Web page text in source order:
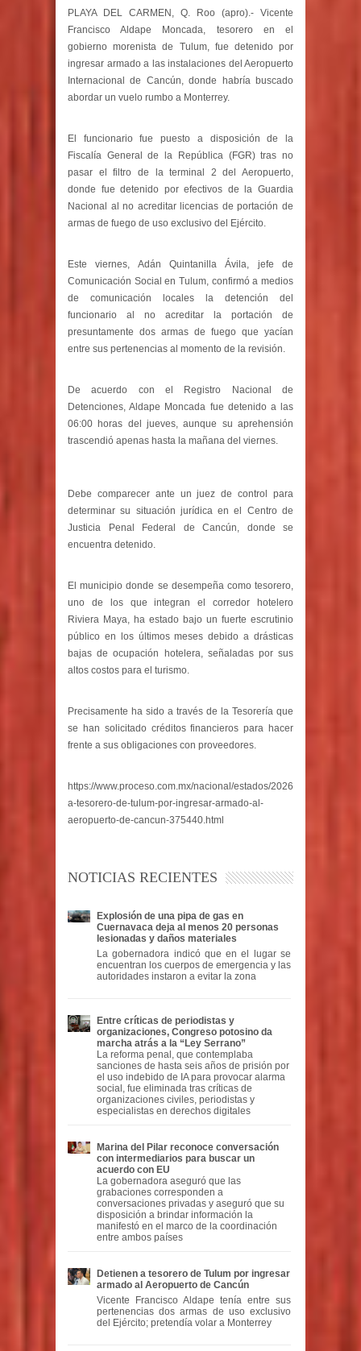
PLAYA DEL CARMEN, Q. Roo (apro).- Vicente
Francisco Aldape Moncada, tesorero en el
gobierno morenista de Tulum, fue detenido por
ingresar armado a las instalaciones del Aeropuerto
Internacional de Cancún, donde habría buscado
abordar un vuelo rumbo a Monterrey.
El funcionario fue puesto a disposición de la
Fiscalía General de la República (FGR) tras no
pasar el filtro de la terminal 2 del Aeropuerto,
donde fue detenido por efectivos de la Guardia
Nacional al no acreditar licencias de portación de
armas de fuego de uso exclusivo del Ejército.
Este viernes, Adán Quintanilla Ávila, jefe de
Comunicación Social en Tulum, confirmó a medios
de comunicación locales la detención del
funcionario al no acreditar la portación de
presuntamente dos armas de fuego que yacían
entre sus pertenencias al momento de la revisión.
De acuerdo con el Registro Nacional de
Detenciones, Aldape Moncada fue detenido a las
06:00 horas del jueves, aunque su aprehensión
trascendió apenas hasta la mañana del viernes.
Debe comparecer ante un juez de control para
determinar su situación jurídica en el Centro de
Justicia Penal Federal de Cancún, donde se
encuentra detenido.
El municipio donde se desempeña como tesorero,
uno de los que integran el corredor hotelero
Riviera Maya, ha estado bajo un fuerte escrutinio
público en los últimos meses debido a drásticas
bajas de ocupación hotelera, señaladas por sus
altos costos para el turismo.
Precisamente ha sido a través de la Tesorería que
se han solicitado créditos financieros para hacer
frente a sus obligaciones con proveedores.
https://www.proceso.com.mx/nacional/estados/2026/7/4/detienen-
a-tesorero-de-tulum-por-ingresar-armado-al-
aeropuerto-de-cancun-375440.html
NOTICIAS RECIENTES
Explosión de una pipa de gas en
Cuernavaca deja al menos 20 personas
lesionadas y daños materiales
La gobernadora indicó que en el lugar se
encuentran los cuerpos de emergencia y las
autoridades instaron a evitar la zona
Entre críticas de periodistas y
organizaciones, Congreso potosino da
marcha atrás a la “Ley Serrano”
La reforma penal, que contemplaba
sanciones de hasta seis años de prisión por
el uso indebido de IA para provocar alarma
social, fue eliminada tras críticas de
organizaciones civiles, periodistas y
especialistas en derechos digitales
Marina del Pilar reconoce conversación
con intermediarios para buscar un
acuerdo con EU
La gobernadora aseguró que las
grabaciones corresponden a
conversaciones privadas y aseguró que su
disposición a brindar información la
manifestó en el marco de la coordinación
entre ambos países
Detienen a tesorero de Tulum por ingresar
armado al Aeropuerto de Cancún
Vicente Francisco Aldape tenía entre sus
pertenencias dos armas de uso exclusivo
del Ejército; pretendía volar a Monterrey